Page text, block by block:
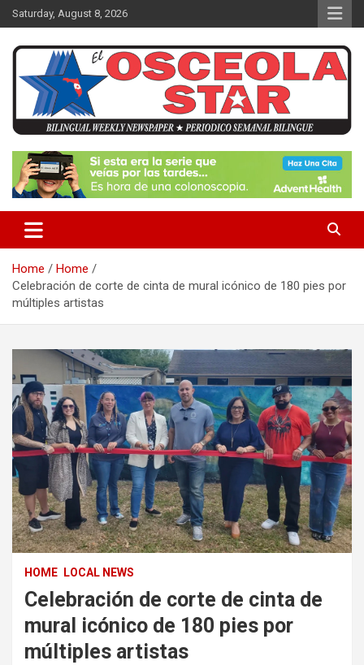
k
t
Saturday, August 8, 2026
El Osceola Star
Home
Home
Celebración de corte de cinta de mural icónico de 180 pies por
múltiples artistas
HOME LOCAL NEWS
Celebración de corte de cinta de
mural icónico de 180 pies por
múltiples artistas